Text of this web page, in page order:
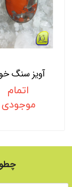
آویز سنگ
اتمام
موجودی